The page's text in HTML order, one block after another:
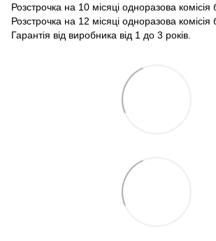
Розстрочка на 10 місяці одноразова
Розстрочка на 12 місяці одноразова
Гарантія від виробника від 1 до 3 років.